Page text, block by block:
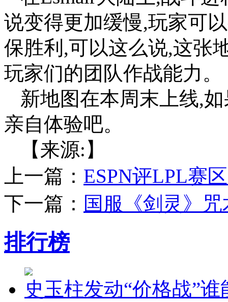
说变得更加缓慢,玩家可
保胜利,可以这么说,这张
玩家们的团队作战能力。
新地图在本周末上线,
亲自体验吧。
【来源:】
上一篇： ESPN评LPL赛
下一篇： 国服《剑灵》
排行榜
史玉柱发动“价格战”